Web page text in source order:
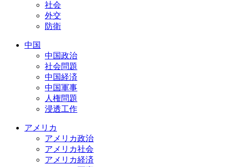
社会
外交
防衛
中国
中国政治
社会問題
中国経済
中国軍事
人権問題
浸透工作
アメリカ
アメリカ政治
アメリカ社会
アメリカ経済